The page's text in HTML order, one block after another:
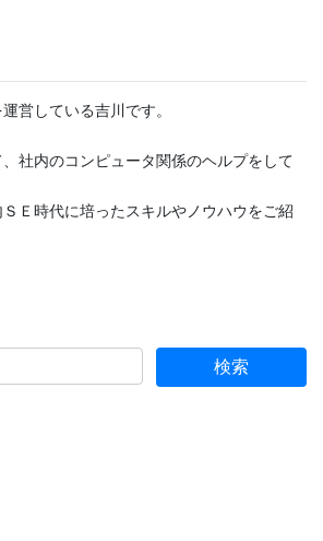
営している吉川です。
社内のコンピュータ関係のヘルプをして
Ｅ時代に培ったスキルやノウハウをご紹